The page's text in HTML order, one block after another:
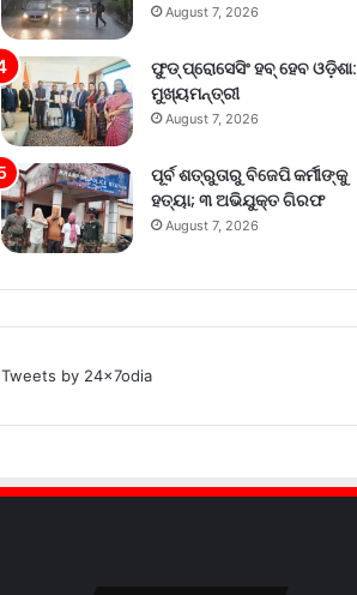
August 7, 2026
ଫୁଡ୍ ପ୍ରୋସେସିଂ ହବ୍ ହେବ ଓଡ଼ିଶା:
ମୁଖ୍ୟମନ୍ତ୍ରୀ
August 7, 2026
ପୂର୍ବ ଶତ୍ରୁତାରୁ ବିଜେପି କର୍ମୀଙ୍କୁ
ହତ୍ୟା; ୩ ଅଭିଯୁକ୍ତ ଗିରଫ
August 7, 2026
Tweets by 24x7odia